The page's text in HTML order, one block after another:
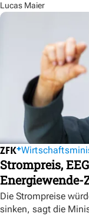
Lucas Maier
Strompreis,
Die Strompreise
sinken, sagt die